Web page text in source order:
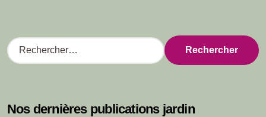
R
e
rNos dernières publications jardin